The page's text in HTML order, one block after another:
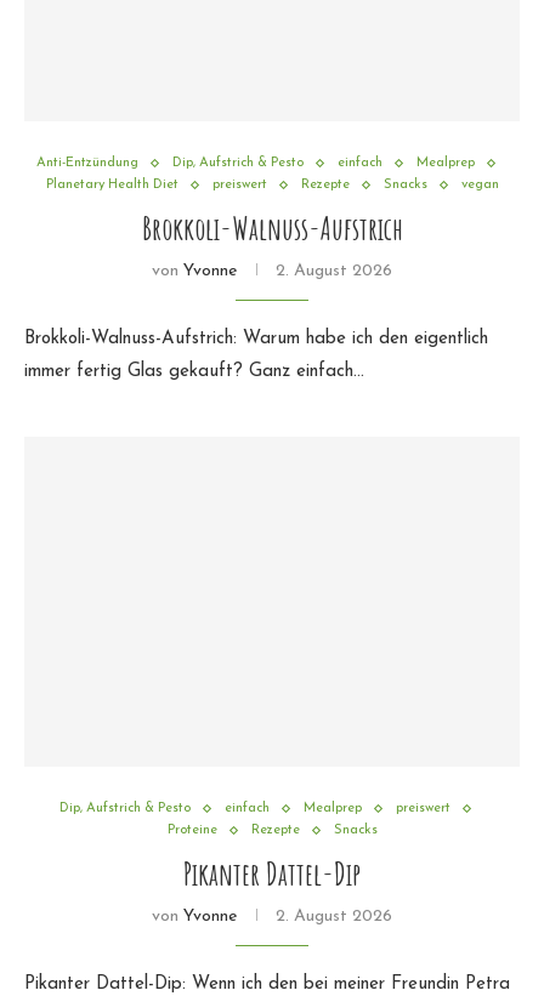
Anti-Entzündung Dip, Aufstrich & Pesto einfach
Mealprep
Planetary Health Diet
preiswert Rezepte Snacks vegan
Brokkoli-Walnuss-Aufstrich
von Yvonne 2. August 2026
Brokkoli-Walnuss-Aufstrich: Warum habe ich den eigentlich
immer fertig Glas gekauft? Ganz einfach…
Dip, Aufstrich & Pesto einfach Mealprep
preiswert
Proteine
Rezepte Snacks
Pikanter Dattel-Dip
von Yvonne 2. August 2026
Pikanter Dattel-Dip: Wenn ich den bei meiner Freundin Petra